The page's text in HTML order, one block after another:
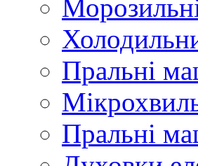
Пральні
Пральні